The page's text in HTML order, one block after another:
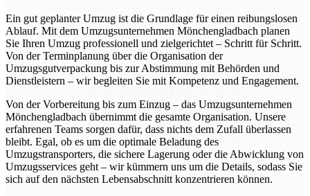
Ein gut geplanter Umzug ist die Grundlage für einen reibungslosen
Ablauf. Mit dem Umzugsunternehmen Mönchengladbach planen
Sie Ihren Umzug professionell und zielgerichtet – Schritt für Schritt.
Von der Terminplanung über die Organisation der
Umzugsgutverpackung bis zur Abstimmung mit Behörden und
Dienstleistern – wir begleiten Sie mit Kompetenz und Engagement.
Von der Vorbereitung bis zum Einzug – das Umzugsunternehmen
Mönchengladbach übernimmt die gesamte Organisation. Unsere
erfahrenen Teams sorgen dafür, dass nichts dem Zufall überlassen
bleibt. Egal, ob es um die optimale Beladung des
Umzugstransporters, die sichere Lagerung oder die Abwicklung von
Umzugsservices geht – wir kümmern uns um die Details, sodass Sie
sich auf den nächsten Lebensabschnitt konzentrieren können.